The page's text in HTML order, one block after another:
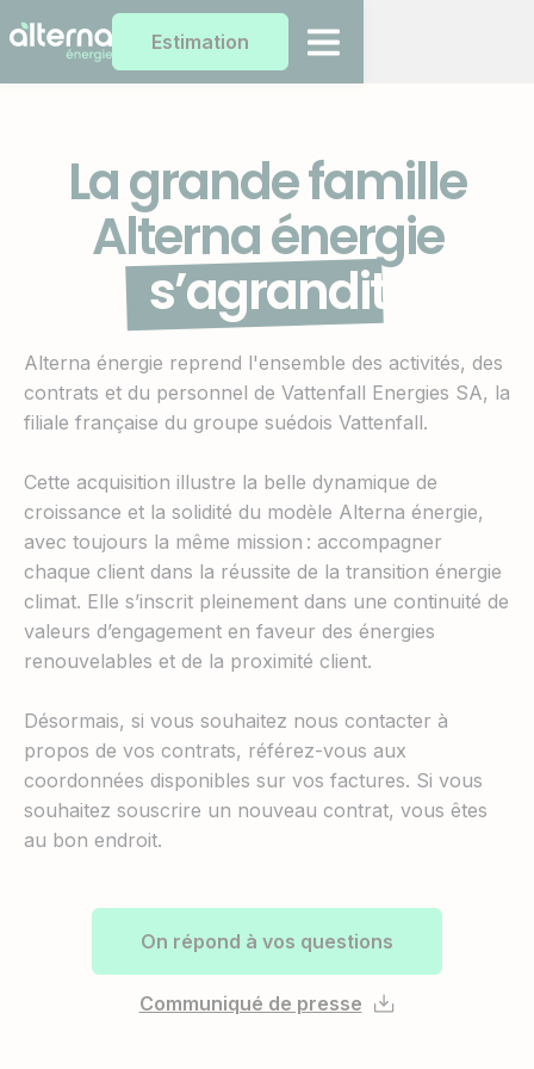
Estimation
La grande famille
Alterna énergie
s’agrandit
Alterna énergie reprend l'ensemble des activités, des
contrats et du personnel de Vattenfall Energies SA, la
filiale française du groupe suédois Vattenfall.
Cette acquisition illustre la belle dynamique de
croissance et la solidité du modèle Alterna énergie,
avec toujours la même mission : accompagner
chaque client dans la réussite de la transition énergie
climat. Elle s’inscrit pleinement dans une continuité de
valeurs d’engagement en faveur des énergies
renouvelables et de la proximité client.
Désormais, si vous souhaitez nous contacter à
propos de vos contrats, référez-vous aux
coordonnées disponibles sur vos factures. Si vous
souhaitez souscrire un nouveau contrat, vous êtes
au bon endroit.
On répond à vos questions
Communiqué de presse